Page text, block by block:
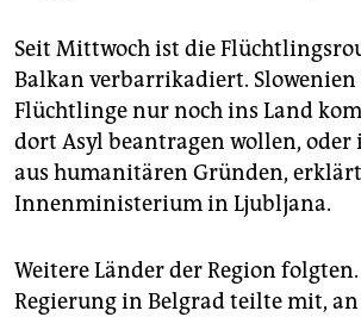
Seit Mittwoch ist die
Balkan verbarrikadiert. Slowenien
Flüchtlinge nur noch ins Land
dort Asyl beantragen wollen,
aus humanitären Gründen,
Innenministerium in Ljubljana.
Weitere Länder der Region
Regierung in Belgrad teilte mit,